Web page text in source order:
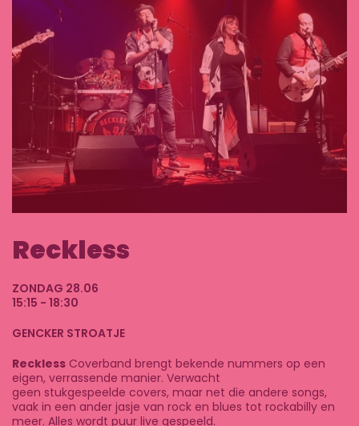
Reckless
ZONDAG 28.06
15:15 - 18:30
GENCKER STROATJE
Reckless Coverband brengt bekende nummers op een
eigen, verrassende manier. Verwacht
geen stukgespeelde covers, maar net die andere songs,
vaak in een ander jasje van rock en blues tot rockabilly en
meer. Alles wordt puur live gespeeld.